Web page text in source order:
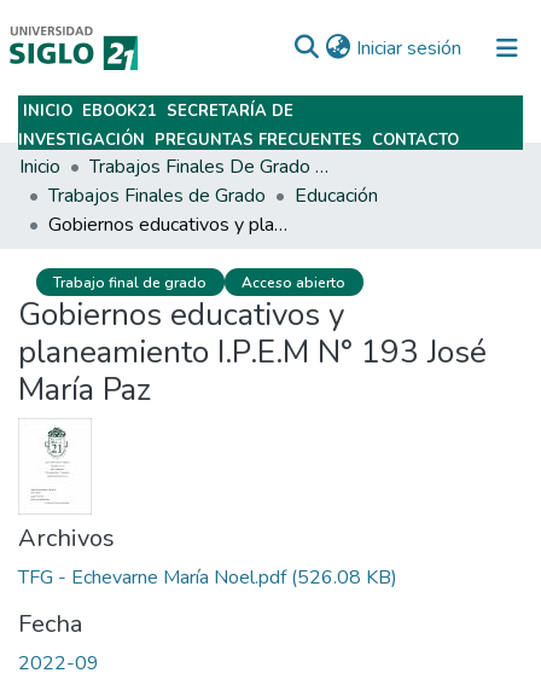
Iniciar sesión (current)
Subir
INICIO EBOOK21 SECRETARÍA DE
INVESTIGACIÓN PREGUNTAS FRECUENTES CONTACTO
Inicio
Trabajos Finales De Grado Y Posgrado
Trabajos Finales de Grado
Educación
Gobiernos educativos y planeamiento I.P.E.M N° 193 José María Paz
Trabajo final de grado Acceso abierto
Gobiernos educativos y
planeamiento I.P.E.M N° 193 José
María Paz
Archivos
TFG - Echevarne María Noel.pdf(526.08 KB)
Fecha
2022-09